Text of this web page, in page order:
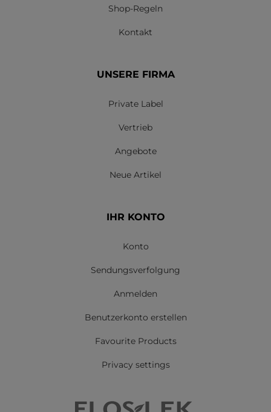
Shop-Regeln
Kontakt
UNSERE FIRMA
Private Label
Vertrieb
Angebote
Neue Artikel
IHR KONTO
Konto
Sendungsverfolgung
Anmelden
Benutzerkonto erstellen
Favourite Products
Privacy settings